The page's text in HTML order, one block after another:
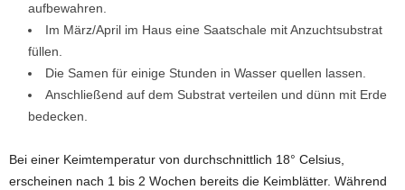
aufbewahren.
Im März/April im Haus eine Saatschale mit Anzuchtsubstrat
füllen.
Die Samen für einige Stunden in Wasser quellen lassen.
Anschließend auf dem Substrat verteilen und dünn mit Erde
bedecken.
Bei einer Keimtemperatur von durchschnittlich 18° Celsius,
erscheinen nach 1 bis 2 Wochen bereits die Keimblätter. Während